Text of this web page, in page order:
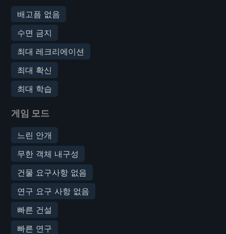
배고픔 없음
수면 금지
최대 레크리에이션
최대 확신
최대 학습
게임 모드
느린 안개
무한 객체 내구성
건물 요구사항 없음
연구 요구 사항 없음
빠른 건설
빠른 연구